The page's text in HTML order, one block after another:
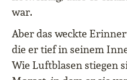
war.
Aber das weckte
die er tief in seinem
Wie Luftblasen stiegen